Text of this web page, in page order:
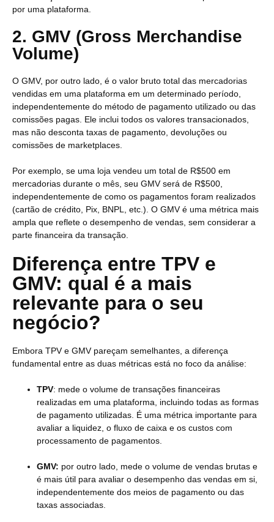
por uma plataforma.
2. GMV (Gross Merchandise
Volume)
O GMV, por outro lado, é o valor bruto total das mercadorias
vendidas em uma plataforma em um determinado período,
independentemente do método de pagamento utilizado ou das
comissões pagas. Ele inclui todos os valores transacionados,
mas não desconta taxas de pagamento, devoluções ou
comissões de marketplaces.
Por exemplo, se uma loja vendeu um total de R$500 em
mercadorias durante o mês, seu GMV será de R$500,
independentemente de como os pagamentos foram realizados
(cartão de crédito, Pix, BNPL, etc.). O GMV é uma métrica mais
ampla que reflete o desempenho de vendas, sem considerar a
parte financeira da transação.
Diferença entre TPV e
GMV: qual é a mais
relevante para o seu
negócio?
Embora TPV e GMV pareçam semelhantes, a diferença
fundamental entre as duas métricas está no foco da análise:
TPV: mede o volume de transações financeiras
realizadas em uma plataforma, incluindo todas as formas
de pagamento utilizadas. É uma métrica importante para
avaliar a liquidez, o fluxo de caixa e os custos com
processamento de pagamentos.
GMV: por outro lado, mede o volume de vendas brutas e
é mais útil para avaliar o desempenho das vendas em si,
independentemente dos meios de pagamento ou das
taxas associadas.